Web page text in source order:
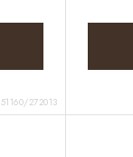
272013